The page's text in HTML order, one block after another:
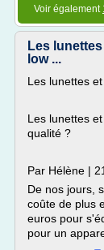
Voir également
Les
low ...
Les lunettes
Les lunettes
qualité ?
Par Hélène |
De nos jours,
coûte de plus
euros pour
pour un